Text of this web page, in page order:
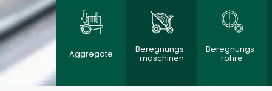
Aggregate Beregnungs­
maschinen
Beregnungs­
rohre